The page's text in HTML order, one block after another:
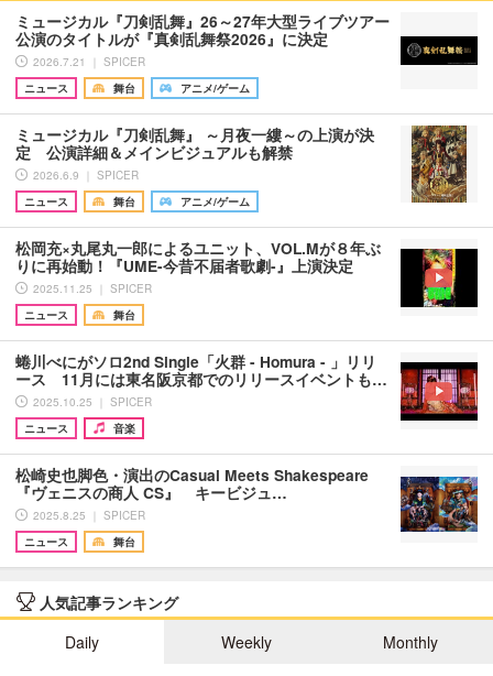
ミュージカル『刀剣乱舞』26～27年大型ライブツアー
公演のタイトルが『真剣乱舞祭2026』に決定
2026.7.21 ｜ SPICER
ニュース
舞台 アニメ/ゲーム
ミュージカル『刀剣乱舞』 ～月夜一縷～の上演が決
定 公演詳細＆メインビジュアルも解禁
2026.6.9 ｜ SPICER
ニュース
舞台 アニメ/ゲーム
松岡充×丸尾丸一郎によるユニット、VOL.Mが８年ぶ
りに再始動！『UME-今昔不届者歌劇-』上演決定
2025.11.25 ｜ SPICER
ニュース
舞台
蜷川べにがソロ2nd Single「火群 - Homura - 」リリ
ース 11月には東名阪京都でのリリースイベントも…
2025.10.25 ｜ SPICER
ニュース
音楽
松崎史也脚色・演出のCasual Meets Shakespeare
『ヴェニスの商人 CS』 キービジュ…
2025.8.25 ｜ SPICER
ニュース
舞台
人気記事ランキング
Daily
Weekly Monthly